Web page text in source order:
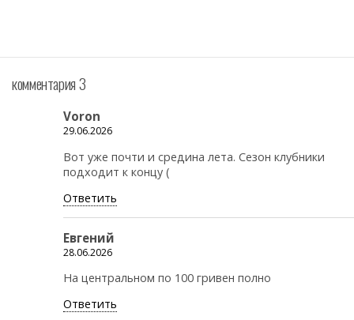
комментария 3
Voron
29.06.2026
Вот уже почти и средина лета. Сезон клубники
подходит к концу (
Ответить
Евгений
28.06.2026
На центральном по 100 гривен полно
Ответить